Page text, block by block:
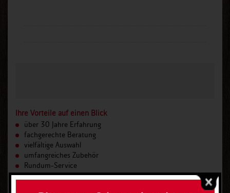
Ihre Vorteile auf einen Blick
über 30 Jahre Erfahrung
fachgerechte Beratung
vielfältige Auswahl
umfangreiches Zubehör
Rundum-Service
Planung, Montage, Wartung